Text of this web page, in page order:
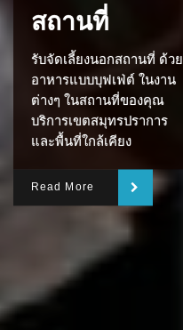
สถานที่
รับจัดเลี้ยงนอกสถานที่ ด้วย
อาหารแบบบุฟเฟ่ต์ ในงาน
ต่างๆ ในสถานที่ของคุณ
บริการเขตสมุทรปราการ
และพื้นที่ใกล้เคียง
Read More